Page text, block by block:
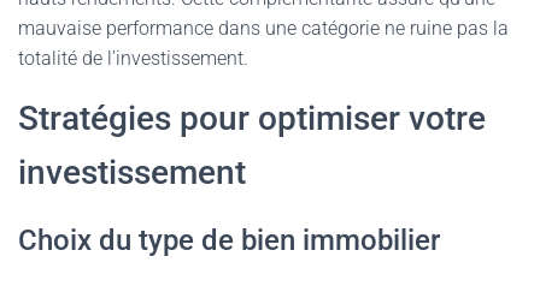
mauvaise performance dans une catégorie ne ruine pas la
totalité de l’investissement.
Stratégies pour optimiser votre
investissement
Choix du type de bien immobilier